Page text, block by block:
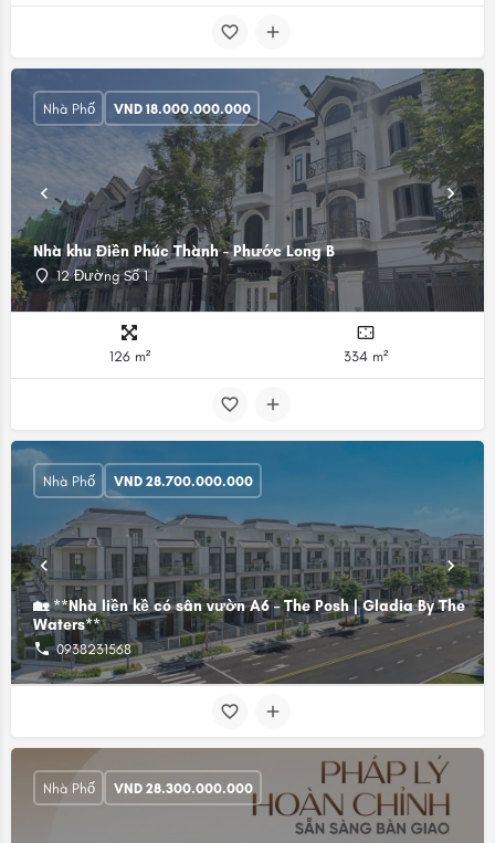
Nhà khu Điền Phúc Thành - Phước Long B
12 Đường Số 1
Nhà Phố VND 18.000.000.000
126 m² 334 m²
🏡 **Nhà liền kề có sân vườn A6 – The Posh | Gladia By The
Waters**
0938231568
Nhà Phố VND 28.700.000.000
Nhà Phố VND 28.300.000.000